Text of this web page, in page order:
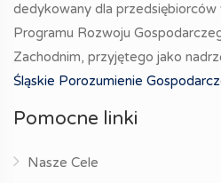
dedykowany dla przedsiębiorców
Programu Rozwoju
Zachodnim, przyjętego jako
Śląskie Porozumienie
Pomocne linki
Nasze Cele